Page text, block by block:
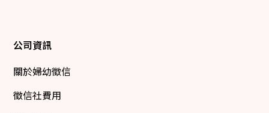
公司資訊
關於婦幼徵信
徵信社費用